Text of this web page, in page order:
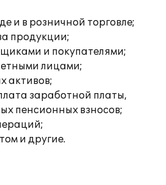
и в розничной торговле;
продукции;
и покупателями;
лицами;
активов;
заработной платы,
пенсионных взносов;
и другие.